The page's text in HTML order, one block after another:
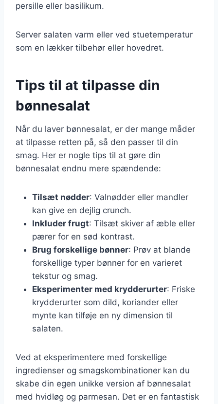
persille eller basilikum.
Server salaten varm eller ved stuetemperatur
som en lækker tilbehør eller hovedret.
Tips til at tilpasse din
bønnesalat
Når du laver bønnesalat, er der mange måder
at tilpasse retten på, så den passer til din
smag. Her er nogle tips til at gøre din
bønnesalat endnu mere spændende:
Tilsæt nødder: Valnødder eller mandler
kan give en dejlig crunch.
Inkluder frugt: Tilsæt skiver af æble eller
pærer for en sød kontrast.
Brug forskellige bønner: Prøv at blande
forskellige typer bønner for en varieret
tekstur og smag.
Eksperimenter med krydderurter: Friske
krydderurter som dild, koriander eller
mynte kan tilføje en ny dimension til
salaten.
Ved at eksperimentere med forskellige
ingredienser og smagskombinationer kan du
skabe din egen unikke version af bønnesalat
med hvidløg og parmesan. Det er en fantastisk